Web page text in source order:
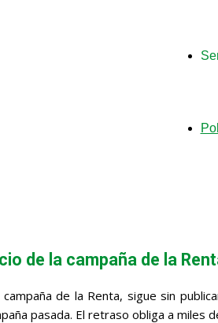
de la campaña de la
de la Renta, sigue sin
pasada. El retraso obliga a